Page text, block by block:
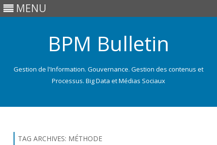
MENU
BPM Bulletin
Gestion de l'Information. Gouvernance. Gestion des contenus et
Processus. Big Data et Médias Sociaux
TAG ARCHIVES: MÉTHODE